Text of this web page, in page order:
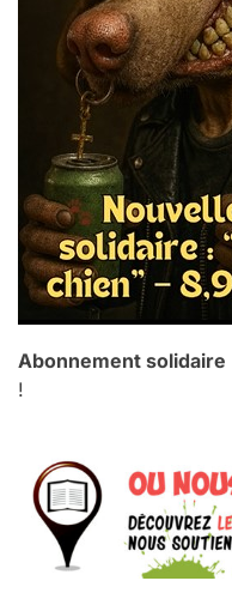
Abonnement solidaire
!